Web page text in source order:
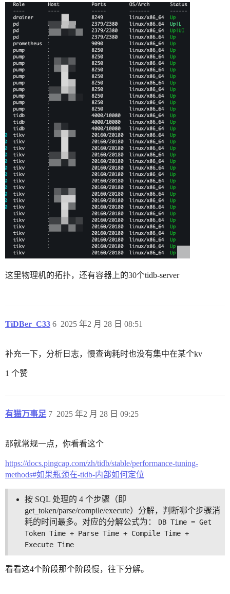
这里物理机的拓扑，还有容器上的30个tidb-server
TiDBer_C33 2025 年2 月 28 日 08:51
6
补充一下，分析日志，慢查询耗时也没有集中在某个kv
1 个赞
有猫万事足 2025 年2 月 28 日 09:25
7
那就常规一点，你看看这个
https://docs.pingcap.com/zh/tidb/stable/performance-tuning-
methods#如果瓶颈在-tidb-内部如何定位
按 SQL 处理的 4 个步骤（即
get_token/parse/compile/execute）分解，判断哪个步骤消
耗的时间最多。对应的分解公式为：
DB Time = Get
Token Time + Parse Time + Compile Time +
Execute Time
看看这4个阶段那个阶段慢，往下分解。